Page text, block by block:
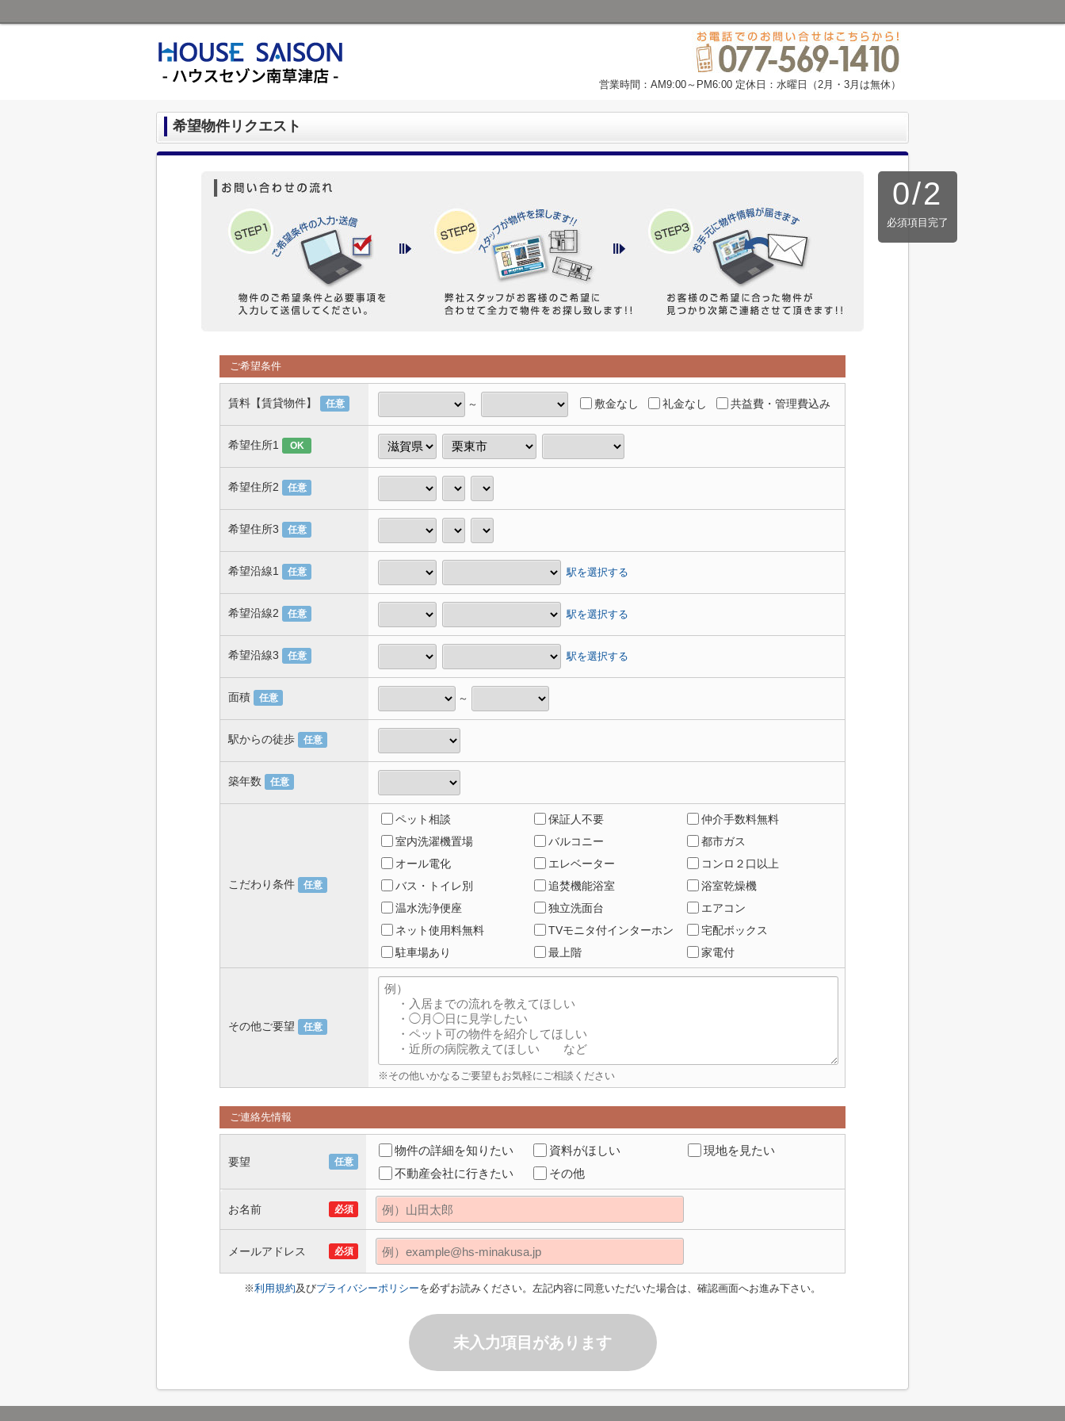
営業時間：AM9:00～PM6:00 定休日：水曜日（2月・3月は無休）
希望物件リクエスト
0/2
必須項目完了
ご希望条件
賃料【賃貸物件】 任意 ～ 敷金なし 礼金なし 共益費・管理費込み
希望住所1 OK
希望住所2 任意
希望住所3 任意
希望沿線1 任意 駅を選択する
希望沿線2 任意 駅を選択する
希望沿線3 任意 駅を選択する
面積 任意 ～
駅からの徒歩 任意
築年数 任意
こだわり条件 任意
ペット相談 保証人不要
仲介手数料無料
室内洗濯機置場
バルコニー
都市ガス
オール電化
エレベーター
コンロ２口以上
バス・トイレ別
追焚機能浴室
浴室乾燥機
温水洗浄便座
独立洗面台
エアコン
ネット使用料無料
TVモニタ付インターホン
宅配ボックス
駐車場あり
最上階 家電付
その他ご要望 任意
※その他いかなるご要望もお気軽にご相談ください
ご連絡先情報
要望 任意
物件の詳細を知りたい 資料がほしい
現地を見たい
不動産会社に行きたい
その他
お名前 必須
メールアドレス 必須
※利用規約及びプライバシーポリシーを必ずお読みください。左記内容に同意いただいた場合は、確認画面へお進み下さい。
未入力項目があります